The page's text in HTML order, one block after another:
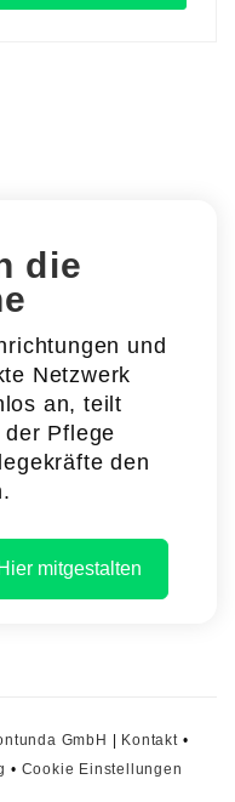
die
und
Netzwerk
an, teilt
Pflege
den
Hier mitgestalten
GmbH Kontakt•
• Cookie Einstellungen